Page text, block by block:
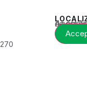
Acest conținut este blocat până când acceptați